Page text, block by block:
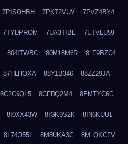
7PISQHBH 7PKT2VUV 7PVZ4BY4
7TYDPROM 7UA3TIBE 7UTVLU59
804ITWBC 80M18M6R 81F9BZC4
87HLHOXA 88Y1B346 88ZZ29JA
8C2C6QL5 8CFDQ2M4 8EMTYC6G
8I0XX43W 8IGK9S2K 8IN6KUU1
8L74O55L 8M8UKA3C 8MLQKCFV